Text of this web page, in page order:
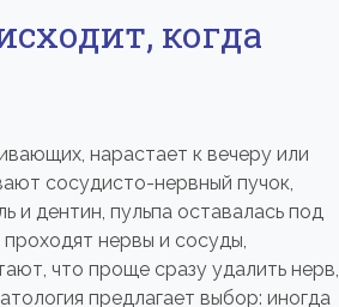
когда
нарастает к вечеру или
сосудисто-нервный пучок,
и дентин, пульпа оставалась под
нервы и сосуды,
что проще сразу удалить нерв,
предлагает выбор: иногда